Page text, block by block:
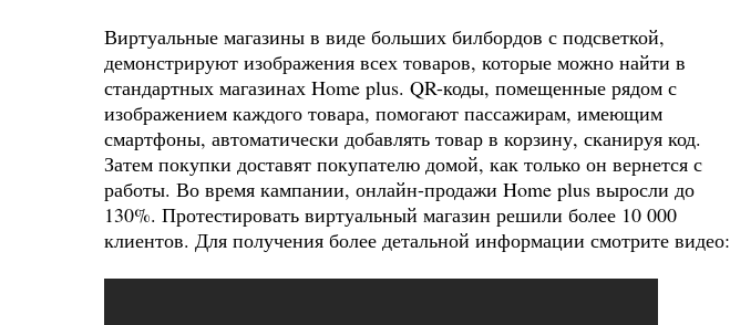
Виртуальные магазины в виде больших билбордов с подсветкой,
демонстрируют изображения всех товаров, которые можно найти в
стандартных магазинах Home plus. QR-коды, помещенные рядом с
изображением каждого товара, помогают пассажирам, имеющим
смартфоны, автоматически добавлять товар в корзину, сканируя код.
Затем покупки доставят покупателю домой, как только он вернется с
работы. Во время кампании, онлайн-продажи Home plus выросли до
130%. Протестировать виртуальный магазин решили более 10 000
клиентов. Для получения более детальной информации смотрите видео: